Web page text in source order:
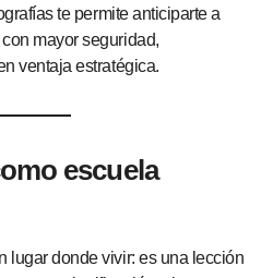
te permite anticiparte a
mayor seguridad,
ventaja estratégica.
escuela
lugar donde vivir: es una lección